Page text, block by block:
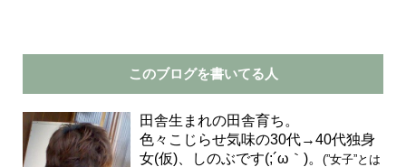
このブログを書いてる人
田舎生まれの田舎育ち。
色々こじらせ気味の30代→40代独身
女(仮)、しのぶです(;´ω｀)。(”女子”とは